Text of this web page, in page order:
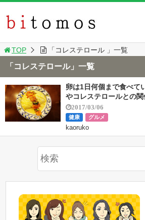
TOP 「コレステロール 」一覧
「コレステロール」一覧
卵は1日何個まで食べて
やコレステロールとの関
2017/03/06
健康 グルメ
kaoruko